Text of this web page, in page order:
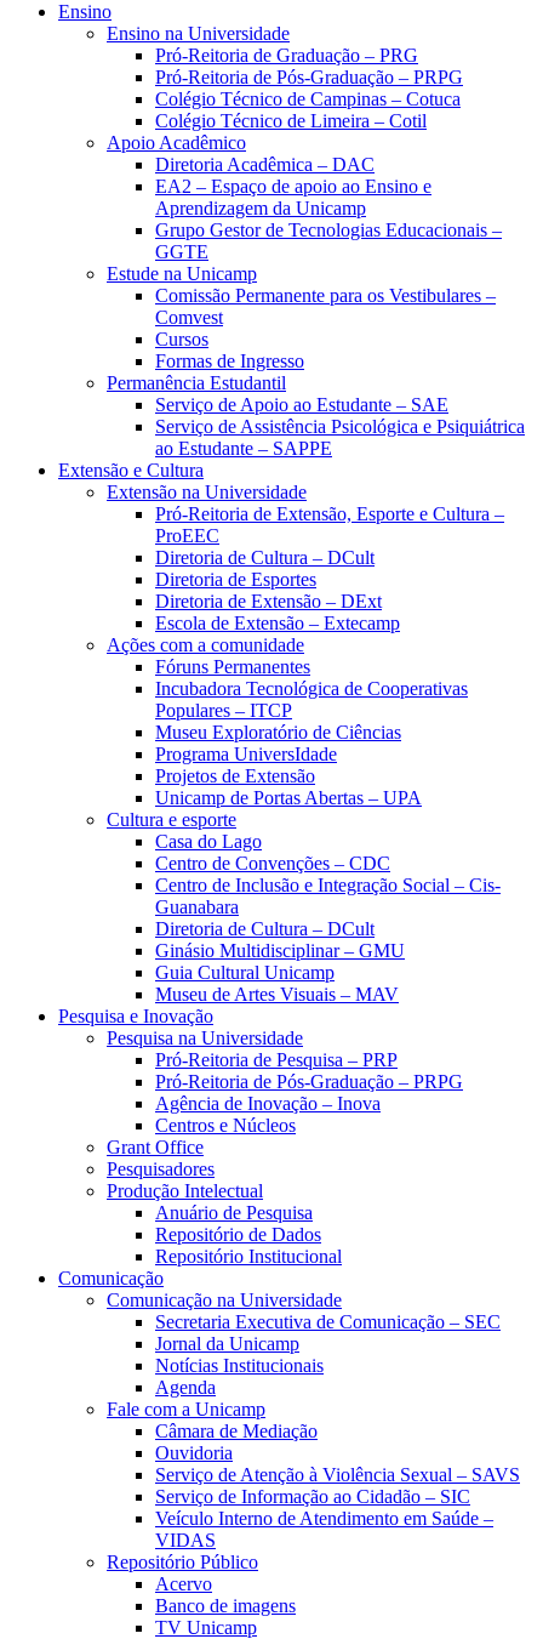
Ensino
Ensino na Universidade
Pró-Reitoria de Graduação – PRG
Pró-Reitoria de Pós-Graduação – PRPG
Colégio Técnico de Campinas – Cotuca
Colégio Técnico de Limeira – Cotil
Apoio Acadêmico
Diretoria Acadêmica – DAC
EA2 – Espaço de apoio ao Ensino e
Aprendizagem da Unicamp
Grupo Gestor de Tecnologias Educacionais –
GGTE
Estude na Unicamp
Comissão Permanente para os Vestibulares –
Comvest
Cursos
Formas de Ingresso
Permanência Estudantil
Serviço de Apoio ao Estudante – SAE
Serviço de Assistência Psicológica e Psiquiátrica
ao Estudante – SAPPE
Extensão e Cultura
Extensão na Universidade
Pró-Reitoria de Extensão, Esporte e Cultura –
ProEEC
Diretoria de Cultura – DCult
Diretoria de Esportes
Diretoria de Extensão – DExt
Escola de Extensão – Extecamp
Ações com a comunidade
Fóruns Permanentes
Incubadora Tecnológica de Cooperativas
Populares – ITCP
Museu Exploratório de Ciências
Programa UniversIdade
Projetos de Extensão
Unicamp de Portas Abertas – UPA
Cultura e esporte
Casa do Lago
Centro de Convenções – CDC
Centro de Inclusão e Integração Social – Cis-
Guanabara
Diretoria de Cultura – DCult
Ginásio Multidisciplinar – GMU
Guia Cultural Unicamp
Museu de Artes Visuais – MAV
Pesquisa e Inovação
Pesquisa na Universidade
Pró-Reitoria de Pesquisa – PRP
Pró-Reitoria de Pós-Graduação – PRPG
Agência de Inovação – Inova
Centros e Núcleos
Grant Office
Pesquisadores
Produção Intelectual
Anuário de Pesquisa
Repositório de Dados
Repositório Institucional
Comunicação
Comunicação na Universidade
Secretaria Executiva de Comunicação – SEC
Jornal da Unicamp
Notícias Institucionais
Agenda
Fale com a Unicamp
Câmara de Mediação
Ouvidoria
Serviço de Atenção à Violência Sexual – SAVS
Serviço de Informação ao Cidadão – SIC
Veículo Interno de Atendimento em Saúde –
VIDAS
Repositório Público
Acervo
Banco de imagens
TV Unicamp